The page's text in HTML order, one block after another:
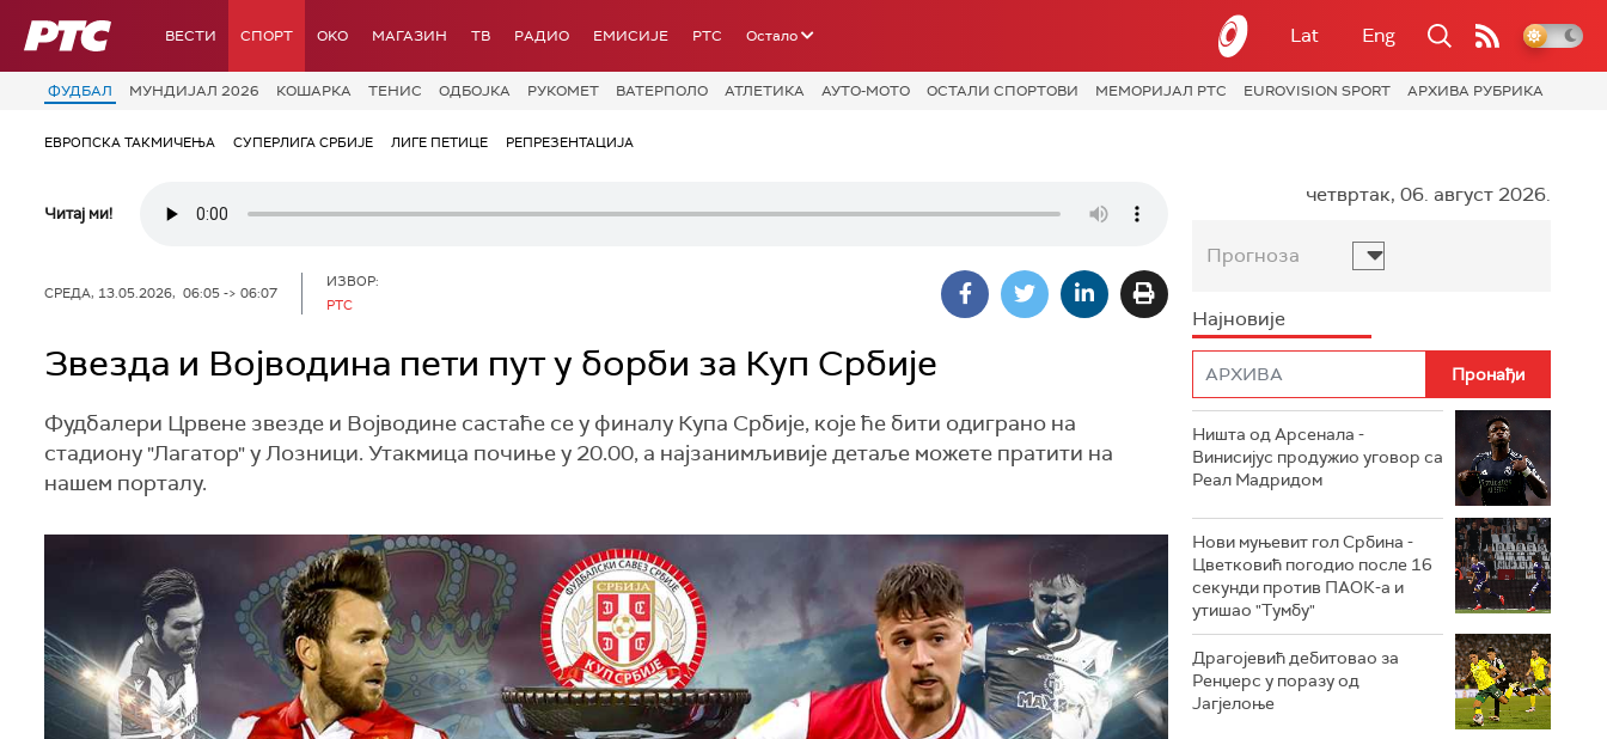
РТС ВЕСТИ СПОРТ OKO МАГАЗИН ТВ РАДИО ЕМИСИЈЕ РТС Остало Lat Eng
ФУДБАЛ МУНДИЈАЛ 2026 КОШАРКА ТЕНИС ОДБОЈКА РУКОМЕТ ВАТЕРПОЛО АТЛЕТИКА АУТО-МОТО ОСТАЛИ СПОРТОВИ МЕМОРИЈАЛ РТС EUROVISION SPORT АРХИВА РУБРИКА
ЕВРОПСКА ТАКМИЧЕЊА СУПЕРЛИГА СРБИЈЕ ЛИГЕ ПЕТИЦЕ РЕПРЕЗЕНТАЦИЈА
Читај ми!
СРЕДА, 13.05.2026, 06:05 -> 06:07
ИЗВОР:
РТС
Звезда и Војводина пети пут у борби за Куп Србије
Фудбалери Црвене звезде и Војводине састаће се у финалу Купа Србије, које ће бити одиграно на
стадиону "Лагатор" у Лозници. Утакмица почиње у 20.00, а најзанимљивије детаље можете пратити на
нашем порталу.
четвртак, 06. август 2026.
Прогноза
Најновије
Ништа од Арсенала -
Винисијус продужио уговор са
Реал Мадридом
Нови муњевит гол Србина -
Цветковић погодио после 16
секунди против ПАОК-а и
утишао "Тумбу"
Драгојевић дебитовао за
Ренџерс у поразу од
Јагјелоње